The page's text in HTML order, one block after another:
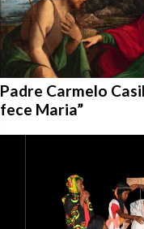
Padre Carmelo
fece Maria”